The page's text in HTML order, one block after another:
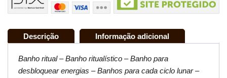
Descrição Informação adicional
Banho ritual – Banho ritualístico – Banho para
desbloquear energias – Banhos para cada ciclo lunar –